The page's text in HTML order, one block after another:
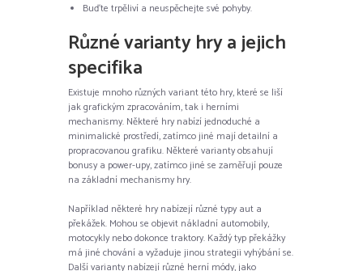
Buďte trpěliví a neuspěchejte své pohyby.
Různé varianty hry a jejich
specifika
Existuje mnoho různých variant této hry, které se liší
jak grafickým zpracováním, tak i herními
mechanismy. Některé hry nabízí jednoduché a
minimalické prostředí, zatímco jiné mají detailní a
propracovanou grafiku. Některé varianty obsahují
bonusy a power-upy, zatímco jiné se zaměřují pouze
na základní mechanismy hry.
Například některé hry nabízejí různé typy aut a
překážek. Mohou se objevit nákladní automobily,
motocykly nebo dokonce traktory. Každý typ překážky
má jiné chování a vyžaduje jinou strategii vyhýbání se.
Další varianty nabízejí různé herní módy, jako